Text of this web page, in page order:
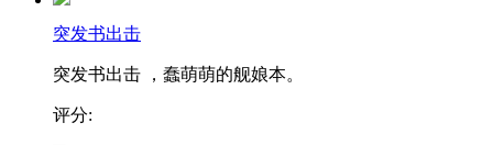
突发书出击
突发书出击 ，蠢萌萌的舰娘本。
评分: